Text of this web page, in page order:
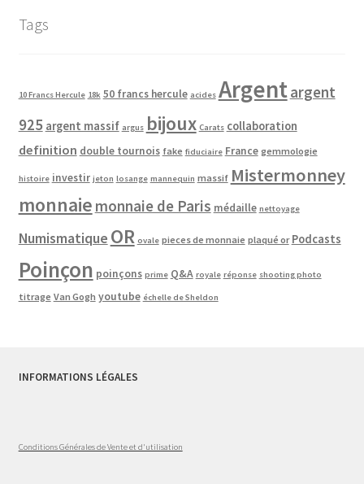
Tags
10 Francs Hercule 18k 50 francs hercule acides Argentargent
925 argent massif argus bijoux Carats collaboration
definition double tournois fake fiduciaire France gemmologie
histoire investir jeton losange mannequin massif Mistermonney
monnaie monnaie de Paris médaille nettoyage
Numismatique OR ovale pieces de monnaie plaqué or Podcasts
Poinçon poinçons prime Q&A royale réponse shooting photo
titrage Van Gogh youtube échelle de Sheldon
INFORMATIONS LÉGALES
Conditions Générales de Vente et d'utilisation